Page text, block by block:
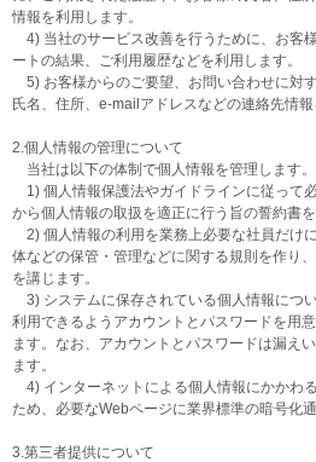
情報を利用します。
4) 当社のサービス改善を行うために、お客
ートの結果、ご利用履歴などを利用します。
5) お客様からのご要望、お問い合わせに対
氏名、住所、e-mailアドレスなどの連絡先情報
2.個人情報の管理について
当社は以下の体制で個人情報を管理します。
1) 個人情報保護法やガイドラインに従って
から個人情報の取扱を適正に行う旨の誓約書を
2) 個人情報の利用を業務上必要な社員だけ
体などの保管・管理などに関する規則を作り
を講じます。
3) システムに保存されている個人情報につ
利用できるようアカウントとパスワードを用
ます。なお、アカウントとパスワードは漏え
ます。
4) インターネットによる個人情報にかかわ
ため、必要なWebページに業界標準の暗号化
3.第三者提供について